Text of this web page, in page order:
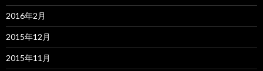
2016年2月
2015年12月
2015年11月